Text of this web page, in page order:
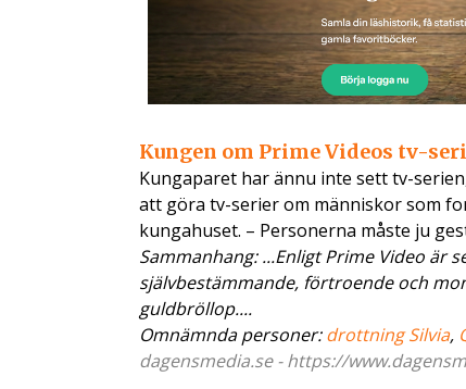
Kungen om Prime Videos tv-
Kungaparet har ännu inte sett tv-
att göra tv-serier om människor som
kungahuset. – Personerna måste ju
Sammanhang: ...Enligt Prime Video är
självbestämmande, förtroende och
guldbröllop....
Omnämnda personer:drottning Silvia,
dagensmedia.se - https://